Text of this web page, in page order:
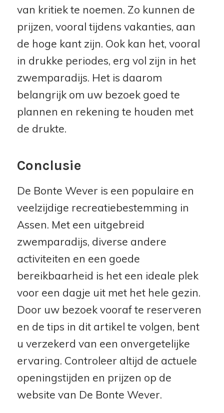
van kritiek te noemen. Zo kunnen de
prijzen, vooral tijdens vakanties, aan
de hoge kant zijn. Ook kan het, vooral
in drukke periodes, erg vol zijn in het
zwemparadijs. Het is daarom
belangrijk om uw bezoek goed te
plannen en rekening te houden met
de drukte.
Conclusie
De Bonte Wever is een populaire en
veelzijdige recreatiebestemming in
Assen. Met een uitgebreid
zwemparadijs, diverse andere
activiteiten en een goede
bereikbaarheid is het een ideale plek
voor een dagje uit met het hele gezin.
Door uw bezoek vooraf te reserveren
en de tips in dit artikel te volgen, bent
u verzekerd van een onvergetelijke
ervaring. Controleer altijd de actuele
openingstijden en prijzen op de
website van De Bonte Wever.